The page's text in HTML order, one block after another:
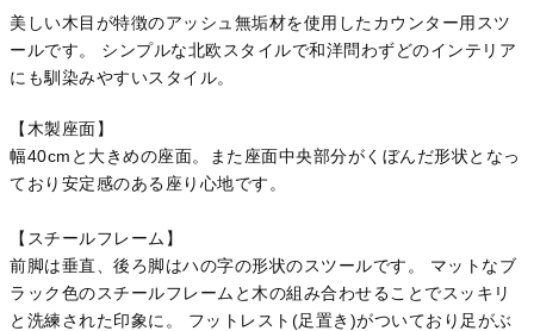
美しい木目が特徴のアッシュ無垢材を使用したカウンター用スツ
ールです。 シンプルな北欧スタイルで和洋問わずどのインテリア
にも馴染みやすいスタイル。
【木製座面】
幅40cmと大きめの座面。また座面中央部分がくぼんだ形状となっ
ており安定感のある座り心地です。
【スチールフレーム】
前脚は垂直、後ろ脚はハの字の形状のスツールです。 マットなブ
ラック色のスチールフレームと木の組み合わせることでスッキリ
と洗練された印象に。 フットレスト(足置き)がついており足がぶ